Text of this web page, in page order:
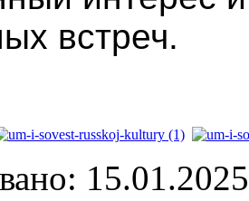
встреч.